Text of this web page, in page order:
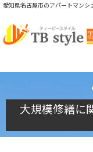
愛知県名古屋市のアパートマンシ
大規模修繕に